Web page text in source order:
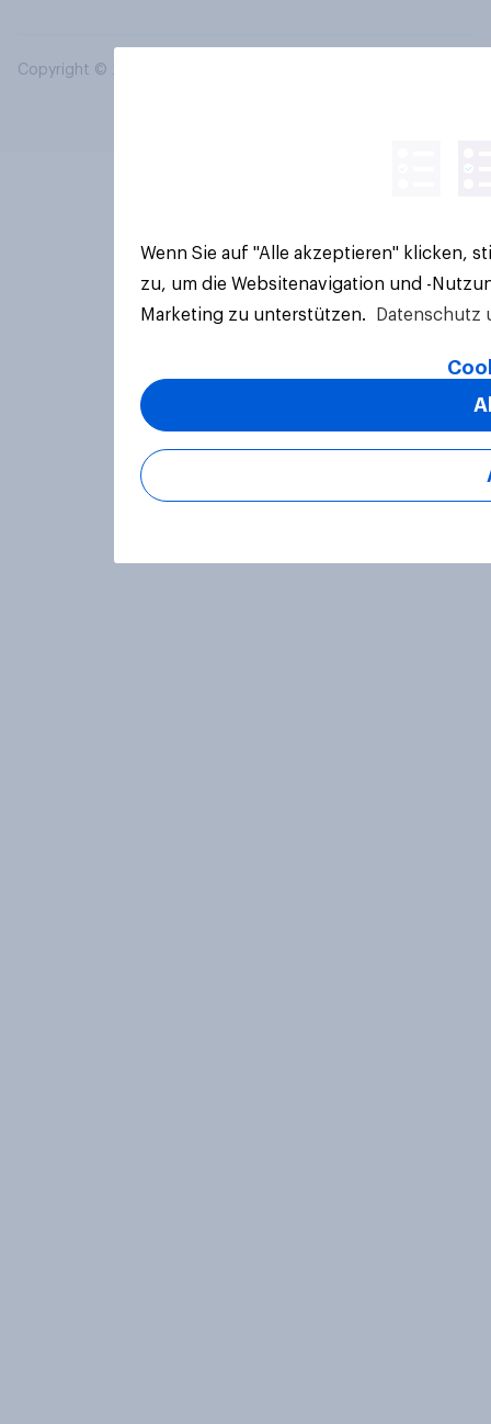
Copyright © 2026 YouGov PLC. Alle Rechte vorbehalten.
Wenn Sie auf "Alle akzeptieren" klicken,
zu, um die Websitenavigation und -
Marketing zu unterstützen.
Datenschutz